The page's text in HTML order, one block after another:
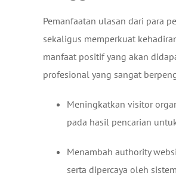
Pemanfaatan ulasan dari para
sekaligus memperkuat
manfaat positif yang akan
profesional yang sangat
Meningkatkan visitor
pada hasil pencarian
Menambah authority
serta dipercaya oleh